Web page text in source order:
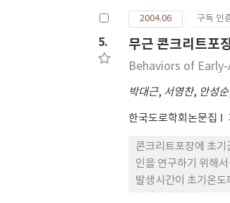
시켜 균열 발생을 상
리드를 포장체에 삽
5.
2004.06 구독 인
무근 콘크리트포
Behaviors of
박대근, 서영찬, 안성순
한국도로학회논문집
콘크리트포장에 초
인을 연구하기 위해
발생시간이 초기온